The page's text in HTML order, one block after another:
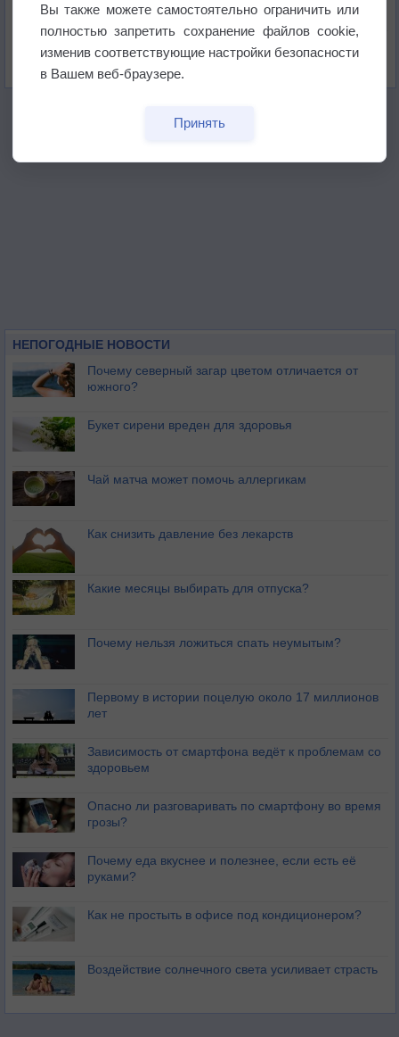
бабочек
НЕПОГОДНЫЕ НОВОСТИ
Почему северный загар цветом отличается от
южного?
Букет сирени вреден для здоровья
Чай матча может помочь аллергикам
Как снизить давление без лекарств
Какие месяцы выбирать для отпуска?
Почему нельзя ложиться спать неумытым?
Первому в истории поцелую около 17 миллионов
лет
Зависимость от смартфона ведёт к проблемам со
здоровьем
Опасно ли разговаривать по смартфону во время
грозы?
Почему еда вкуснее и полезнее, если есть её
руками?
Как не простыть в офисе под кондиционером?
Воздействие солнечного света усиливает страсть
Вы также можете самостоятельно ограничить или
полностью запретить сохранение файлов cookie,
изменив соответствующие настройки безопасности
в Вашем веб-браузере.
Принять